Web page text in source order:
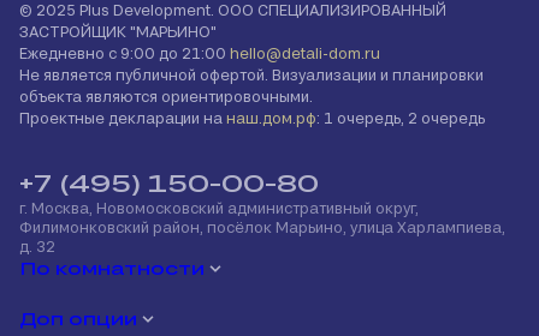
© 2025 Plus Development. ООО СПЕЦИАЛИЗИРОВАННЫЙ
ЗАСТРОЙЩИК "МАРЬИНО"
Ежедневно с 9:00 до 21:00 hello@detali-dom.ru
Не является публичной офертой. Визуализации и планировки
объекта являются ориентировочными.
Проектные декларации на наш.дом.рф: 1 очередь, 2 очередь
По комнатности
Доп опции
+7 (495) 150-00-80
г. Москва, Новомосковский административный округ,
Филимонковский район, посёлок Марьино, улица Харлампиева,
д. 32